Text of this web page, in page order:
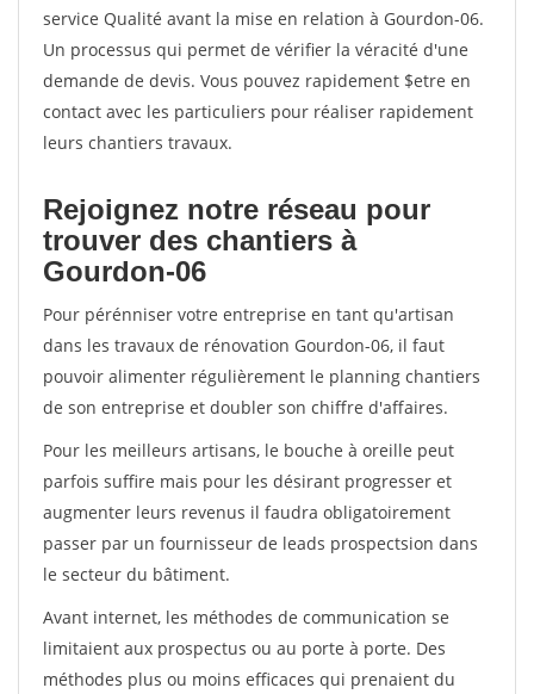
service Qualité avant la mise en relation à Gourdon-06.
Un processus qui permet de vérifier la véracité d'une
demande de devis. Vous pouvez rapidement $etre en
contact avec les particuliers pour réaliser rapidement
leurs chantiers travaux.
Rejoignez notre réseau pour
trouver des chantiers à
Gourdon-06
Pour pérénniser votre entreprise en tant qu'artisan
dans les travaux de rénovation Gourdon-06, il faut
pouvoir alimenter régulièrement le planning chantiers
de son entreprise et doubler son chiffre d'affaires.
Pour les meilleurs artisans, le bouche à oreille peut
parfois suffire mais pour les désirant progresser et
augmenter leurs revenus il faudra obligatoirement
passer par un fournisseur de leads prospectsion dans
le secteur du bâtiment.
Avant internet, les méthodes de communication se
limitaient aux prospectus ou au porte à porte. Des
méthodes plus ou moins efficaces qui prenaient du